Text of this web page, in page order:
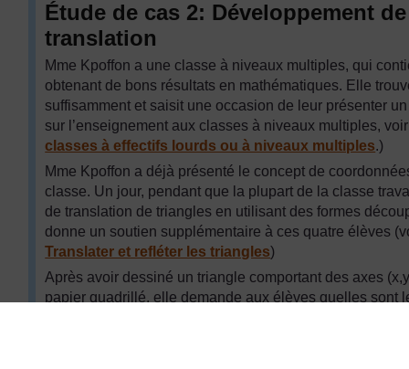
Étude de cas 2: Développement
translation
Mme Kpoffon a une classe à niveaux multiples, qui
obtenant de bons résultats en mathématiques. Elle
suffisamment et saisit une occasion de leur présenter
sur l’enseignement aux classes à niveaux multiples, voir
classes à effectifs lourds ou à niveaux multiples.)
Mme Kpoffon a déjà présenté le concept de
classe. Un jour, pendant que la plupart de la classe
de translation de triangles en utilisant des formes
donne un soutien supplémentaire à ces quatre élèves
Translater et refléter les triangles)
Après avoir dessiné un triangle comportant des axes
papier quadrillé, elle demande aux élèves quelles sont
trois angles (sommets) - ils trouvent la réponse
« Que se passerait-il si je déplaçais cette forme de six
nouvelles coordonnées (x,y) ? » Lorsqu’ils répondent